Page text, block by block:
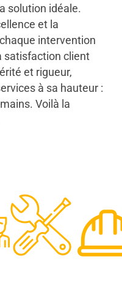
solution idéale.
et la
intervention
satisfaction client
et rigueur,
à sa hauteur :
Voilà la
50
Experts